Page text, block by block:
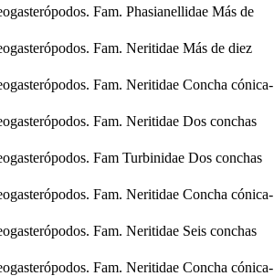
Fam. Phasianellidae Más de
Fam. Neritidae Más de diez
Fam. Neritidae Concha cónica-
Fam. Neritidae Dos conchas
Fam Turbinidae Dos conchas
Fam. Neritidae Concha cónica-
Fam. Neritidae Seis conchas
Fam. Neritidae Concha cónica-